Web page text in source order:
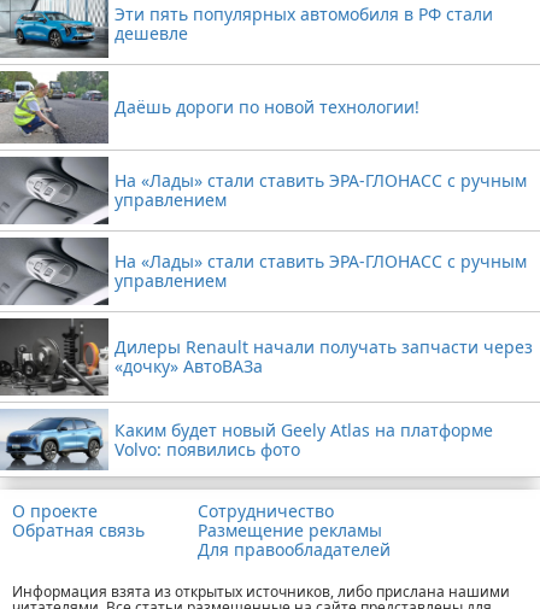
Эти пять популярных автомобиля в РФ стали
дешевле
Даёшь дороги по новой технологии!
На «Лады» стали ставить ЭРА-ГЛОНАСС с ручным
управлением
На «Лады» стали ставить ЭРА-ГЛОНАСС с ручным
управлением
Дилеры Renault начали получать запчасти через
«дочку» АвтоВАЗа
Каким будет новый Geely Atlas на платформе
Volvo: появились фото
О проекте
Обратная связь
Сотрудничество
Размещение рекламы
Для правообладателей
Информация взята из открытых источников, либо прислана нашими